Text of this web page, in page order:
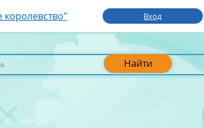
Вход
Найти